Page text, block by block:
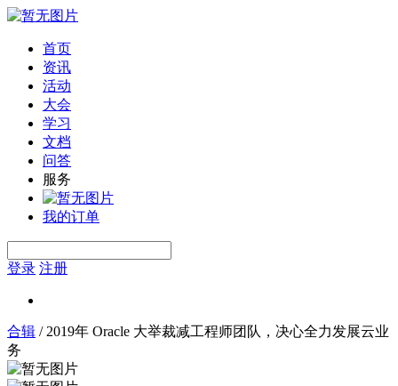
首页
资讯
活动
大会
学习
文档
问答
服务
我的订单
登录 注册
合辑 / 2019年 Oracle 大举裁减工程师团队，决心全力发展云业
务